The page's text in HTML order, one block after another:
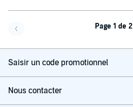
Page 1 de 2
Saisir un code promotionnel
Nous contacter